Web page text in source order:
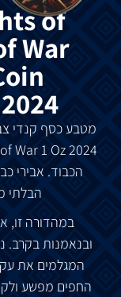
of
War
מטבעכסף קנדי
War 1 Oz 2024
הכבוד. אבירי
הבלתי
במהדורה זו,
ובנאמנותבקרב.
המגלמים את
החפים מפשע